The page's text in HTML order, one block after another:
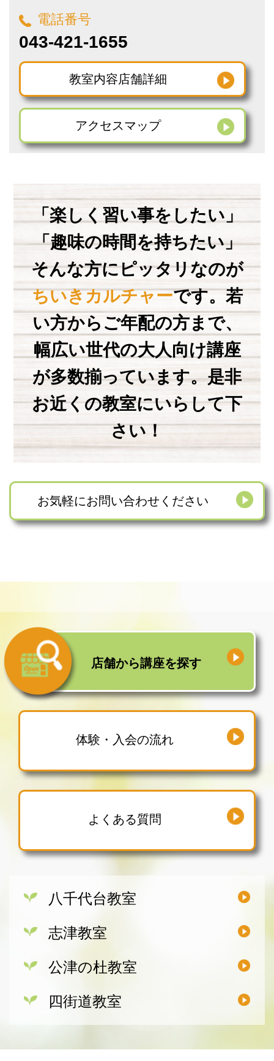
電話番号
043-421-1655
教室内容店舗詳細
アクセスマップ
「楽しく習い事をしたい」
「趣味の時間を持ちたい」
そんな方にピッタリなのが
ちいきカルチャーです。若
い方からご年配の方まで、
幅広い世代の大人向け講座
が多数揃っています。是非
お近くの教室にいらして下
さい！
お気軽にお問い合わせください
店舗から講座を探す
体験・入会の流れ
よくある質問
八千代台教室
志津教室
公津の杜教室
四街道教室